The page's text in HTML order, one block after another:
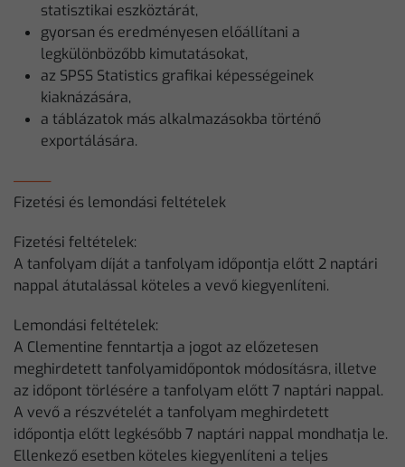
statisztikai eszköztárát,
gyorsan és eredményesen előállítani a
legkülönbözőbb kimutatásokat,
az SPSS Statistics grafikai képességeinek
kiaknázására,
a táblázatok más alkalmazásokba történő
exportálására.
Fizetési és lemondási feltételek
Fizetési feltételek:
A tanfolyam díját a tanfolyam időpontja előtt 2 naptári
nappal átutalással köteles a vevő kiegyenlíteni.
Lemondási feltételek:
A Clementine fenntartja a jogot az előzetesen
meghirdetett tanfolyamidőpontok módosításra, illetve
az időpont törlésére a tanfolyam előtt 7 naptári nappal.
A vevő a részvételét a tanfolyam meghirdetett
időpontja előtt legkésőbb 7 naptári nappal mondhatja le.
Ellenkező esetben köteles kiegyenlíteni a teljes